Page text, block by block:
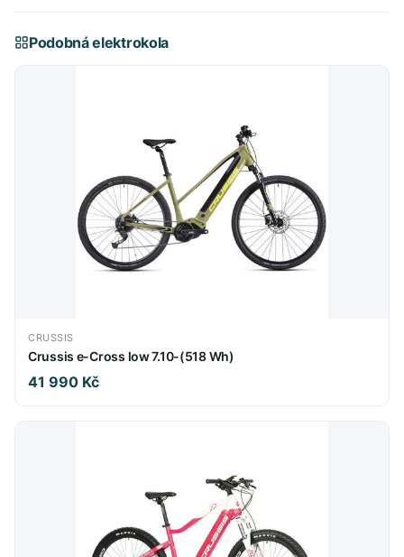
Podobná elektrokola
CRUSSIS
Crussis e-Cross low 7.10-(518 Wh)
41 990 Kč